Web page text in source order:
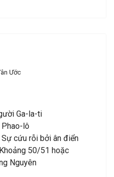
Ước
Ga-la-ti
lô
bởi ân điển
50/51 hoặc
Nguyên